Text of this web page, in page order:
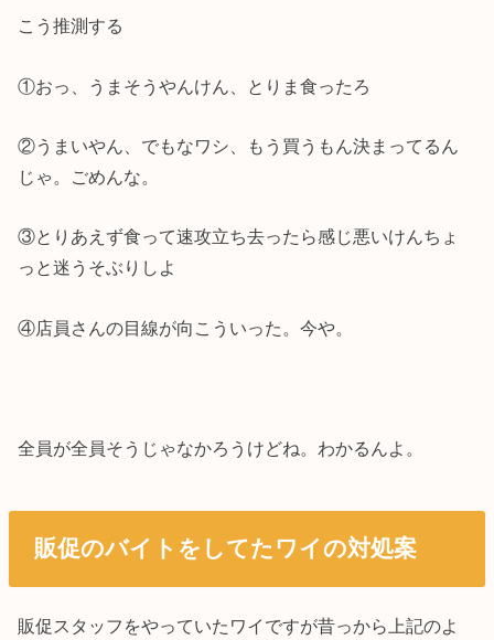
こう推測する
①おっ、うまそうやんけん、とりま食ったろ
②うまいやん、でもなワシ、もう買うもん決まってるん
じゃ。ごめんな。
③とりあえず食って速攻立ち去ったら感じ悪いけんちょ
っと迷うそぶりしよ
④店員さんの目線が向こういった。今や。
全員が全員そうじゃなかろうけどね。わかるんよ。
販促のバイトをしてたワイの対処案
販促スタッフをやっていたワイですが昔っから上記のよ